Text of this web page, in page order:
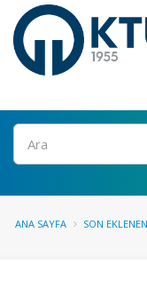
Ara
ANA SAYFA SON